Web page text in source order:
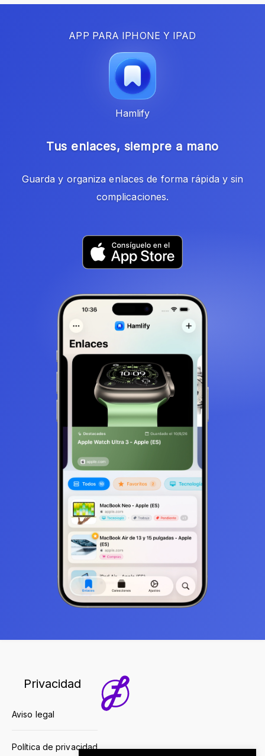
APP PARA IPHONE Y IPAD
Hamlify
Tus enlaces, siempre a mano
Guarda y organiza enlaces de forma rápida y sin
complicaciones.
Privacidad
Aviso legal
Política de privacidad